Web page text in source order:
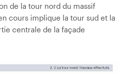
de la tour nord du massif
cours implique la tour sud et la
centrale de la façade